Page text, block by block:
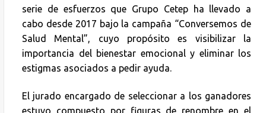
serie de esfuerzos que Grupo Cetep ha llevado a
cabo desde 2017 bajo la campaña “Conversemos de
Salud Mental”, cuyo propósito es visibilizar la
importancia del bienestar emocional y eliminar los
estigmas asociados a pedir ayuda.
El jurado encargado de seleccionar a los ganadores
estuvo compuesto por figuras de renombre en el